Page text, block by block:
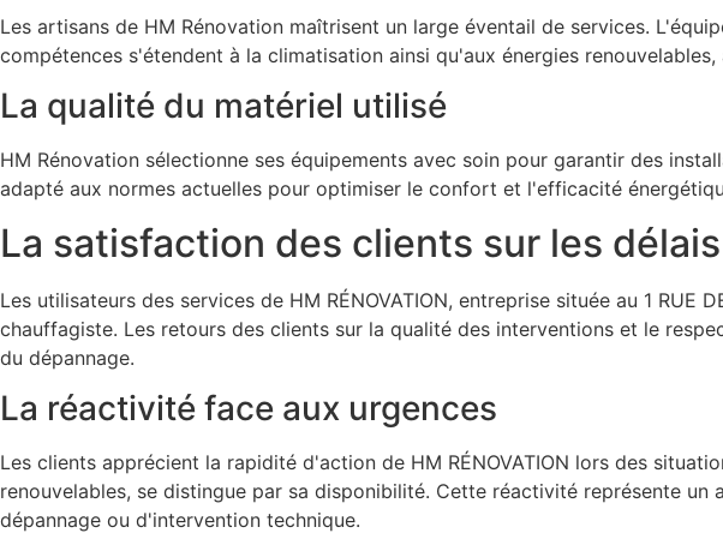
Les artisans de HM Rénovation maîtrisent un large éventail de services.
compétences s'étendent à la climatisation ainsi qu'aux énergies
La qualité du matériel utilisé
HM Rénovation sélectionne ses équipements avec soin pour garantir des
adapté aux normes actuelles pour optimiser le confort et l'efficacité
La satisfaction des clients sur les
Les utilisateurs des services de HM RÉNOVATION, entreprise située au 1
chauffagiste. Les retours des clients sur la qualité des interventions et le
du dépannage.
La réactivité face aux urgences
Les clients apprécient la rapidité d'action de HM RÉNOVATION lors des
renouvelables, se distingue par sa disponibilité. Cette réactivité représente
dépannage ou d'intervention technique.